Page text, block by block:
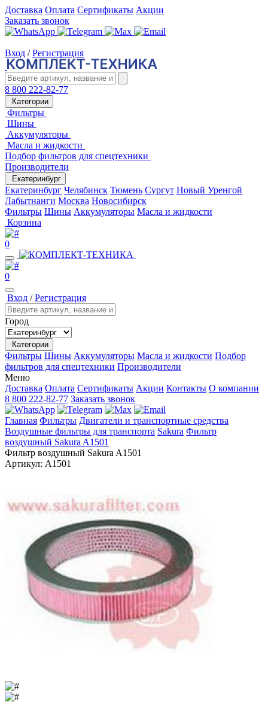
Доставка Оплата Сертификаты Акции
Заказать звонок
Вход / Регистрация
8 800 222-82-77
Категории
Фильтры
Шины
Аккумуляторы
Масла и жидкости
Подбор фильтров для спецтехники
Производители
Екатеринбург
Екатеринбург Челябинск Тюмень Сургут Новый Уренгой
Лабытнанги Москва Новосибирск
Фильтры Шины Аккумуляторы Масла и жидкости
Корзина
0
0
Вход /Регистрация
Город
Категории
Фильтры Шины Аккумуляторы Масла и жидкости Подбор
фильтров для спецтехники Производители
Меню
Доставка Оплата Сертификаты Акции Контакты О компании
8 800 222-82-77 Заказать звонок
Главная Фильтры Двигатели и транспортные средства
Воздушные фильтры для транспорта Sakura Фильтр
воздушный Sakura A1501
Фильтр воздушный Sakura A1501
Артикул: A1501